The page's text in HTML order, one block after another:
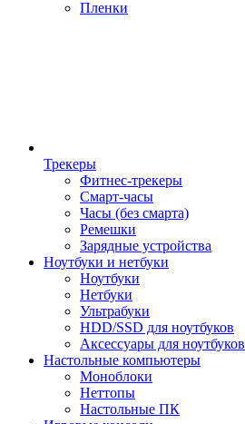
Пленки
Трекеры
Фитнес-трекеры
Смарт-часы
Часы (без смарта)
Ремешки
Зарядные устройства
Ноутбуки и нетбуки
Ноутбуки
Нетбуки
Ультрабуки
HDD/SSD для ноутбуков
Аксессуары для ноутбуков
Настольные компьютеры
Моноблоки
Неттопы
Настольные ПК